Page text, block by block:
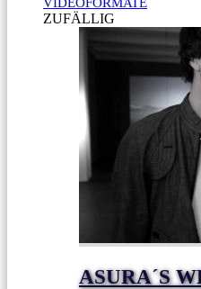
ZUFÄLLIG
ASURA´S